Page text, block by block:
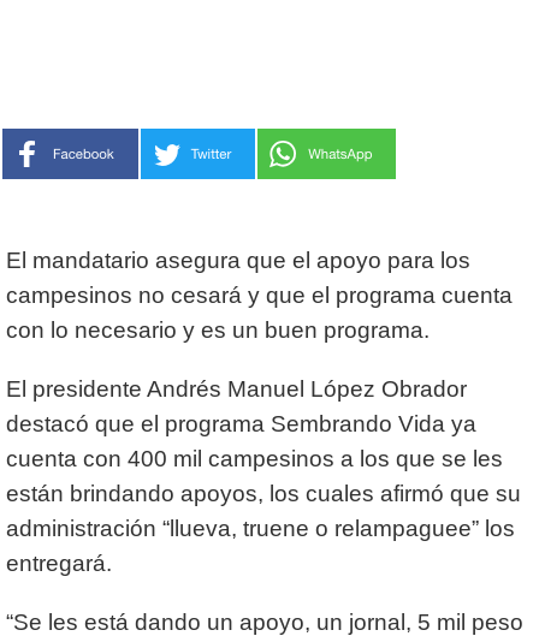
El mandatario asegura que el apoyo para los
campesinos no cesará y que el programa cuenta
con lo necesario y es un buen programa.
El presidente Andrés Manuel López Obrador
destacó que el programa Sembrando Vida ya
cuenta con 400 mil campesinos a los que se les
están brindando apoyos, los cuales afirmó que su
administración “llueva, truene o relampaguee” los
entregará.
“Se les está dando un apoyo, un jornal, 5 mil peso